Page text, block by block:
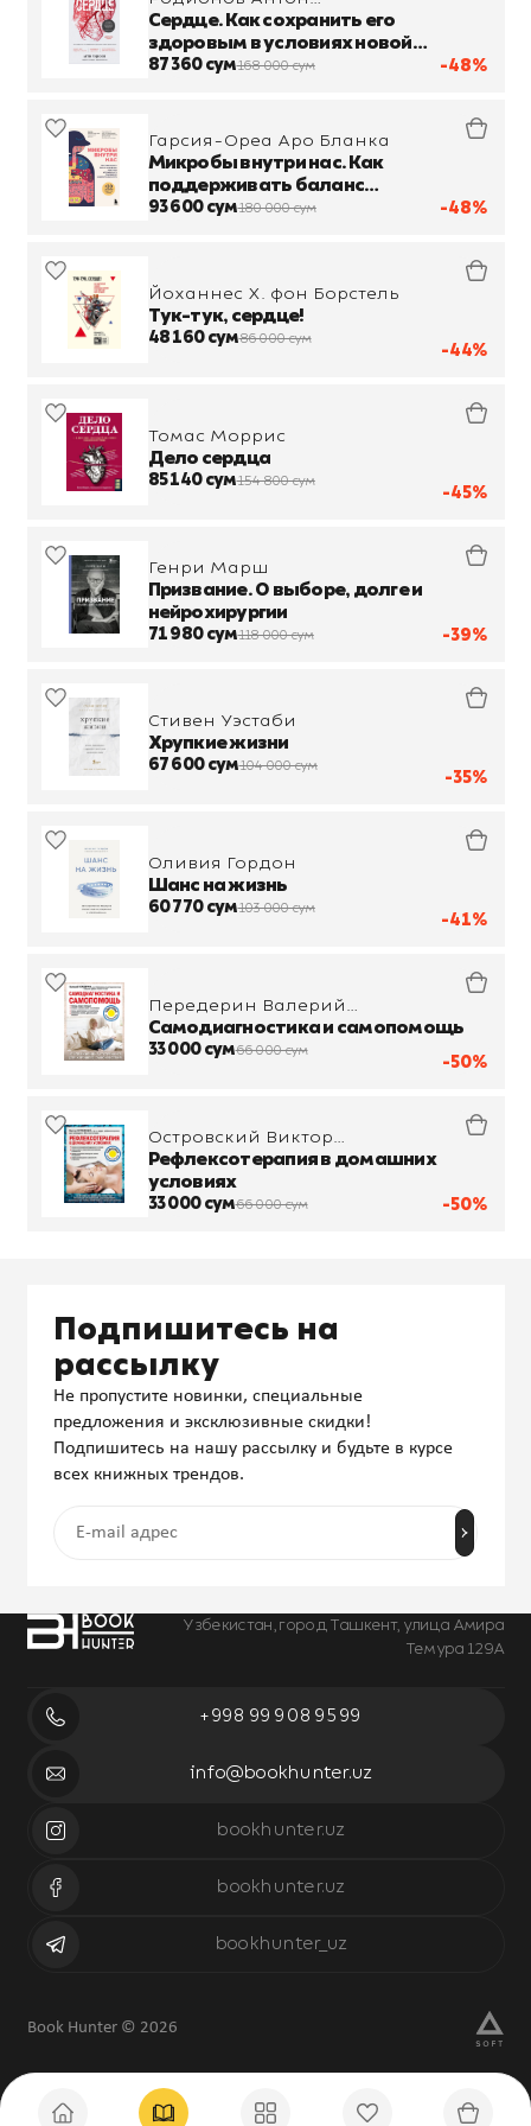
-48%
Владимирович
Сердце. Как сохранить его
здоровым в условиях новой
реальности
87 360 сум168 000 сум
-48%
Гарсия-Ореа Аро Бланка
Микробы внутри нас. Как
поддерживать баланс
микрофлоры кишечника для
93 600 сум180 000 сум
-44%
Йоханнес Х. фон Борстель
Тук-тук, сердце!
48 160 сум86 000 сум
-45%
Томас Моррис
Дело сердца
85 140 сум154 800 сум
-39%
Генри Марш
Призвание. О выборе, долге и
нейрохирургии
71 980 сум118 000 сум
-35%
Стивен Уэстаби
Хрупкие жизни
67 600 сум104 000 сум
-41%
Оливия Гордон
Шанс на жизнь
60 770 сум103 000 сум
-50%
Передерин Валерий
Митрофанович
Самодиагностика и самопомощь
33 000 сум66 000 сум
-50%
Островский Виктор
Михайлович
Рефлексотерапия в домашних
условиях
33 000 сум66 000 сум
Узбекистан, город Ташкент, улица Амира
Темура 129А
+998 99 908 95 99
info@bookhunter.uz
bookhunter.uz
bookhunter.uz
bookhunter_uz
Подпишитесь на
рассылку
Не пропустите новинки, специальные
предложения и эксклюзивные скидки!
Подпишитесь на нашу рассылку и будьте в курсе
всех книжных трендов.
Book Hunter © 2026